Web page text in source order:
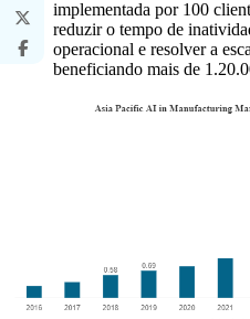
implementada por 100
reduzir o tempo de
operacional e resolver a
beneficiando mais de